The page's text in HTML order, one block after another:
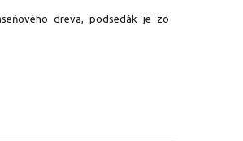
dreva, podsedák je zo